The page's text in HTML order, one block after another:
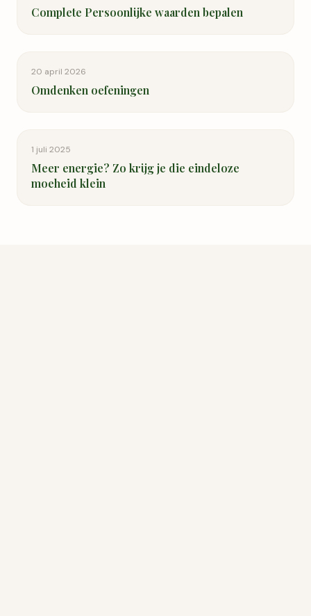
Complete Persoonlijke waarden bepalen
20 april 2026
Omdenken oefeningen
1 juli 2025
Meer energie? Zo krijg je die eindeloze
moeheid klein